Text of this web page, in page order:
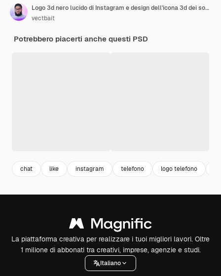
Logo 3d nero lucido di Instagram e design dell'icona 3d dei social media
vectbait
Potrebbero piacerti anche questi PSD
chat like instagram telefono logo telefono
La piattaforma creativa per realizzare i tuoi migliori lavori. Oltre
1 milione di abbonati tra creativi, imprese, agenzie e studi.
Italiano